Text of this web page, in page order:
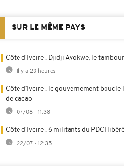
SUR LE MÊME PAYS
Côte d'Ivoire : Djidji Ayokwe, le
Il y a 23 heures
Côte d’Ivoire : le gouvernement
de cacao
07/08 - 11:38
Côte d'Ivoire : 6 militants du PDCI
22/07 - 12:35